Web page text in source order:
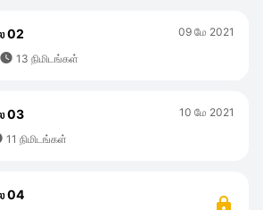
02
 13 நிமிடங்கள்
09 மே 2021
03
11 நிமிடங்கள்
10 மே 2021
04